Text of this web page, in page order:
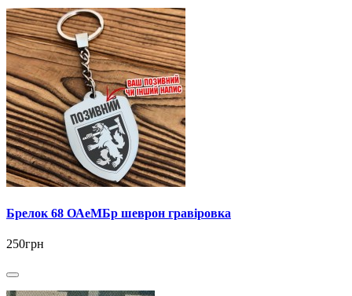
Брелок 68 ОАеМБр шеврон гравіровка
250грн